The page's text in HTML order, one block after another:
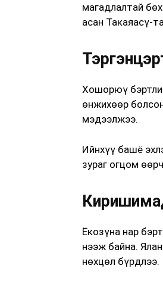
магадлалтай
асан Такаяасү-
Хошорюү
өнжихөөр
мэдээлжээ.
Ийнхүү башё
зураг огцом
Ёкозүна нар
нээж байна.
нөхцөл бүрдлээ.